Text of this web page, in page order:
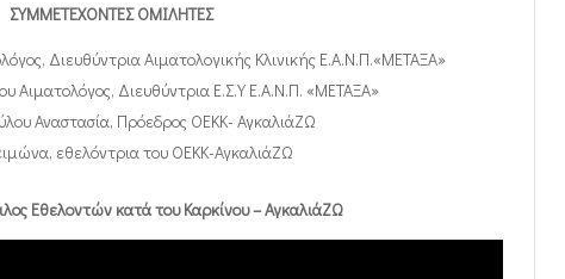
ΣΥΜΜΕΤΕΧΟΝΤΕΣ ΟΜΙΛΗΤΕΣ
Διευθύντρια Αιματολογικής Κλινικής Ε.Α.Ν.Π.«ΜΕΤΑΞΑ»
Αιματολόγος, Διευθύντρια Ε.Σ.Υ Ε.Α.Ν.Π. «ΜΕΤΑΞΑ»
Αναστασία, Πρόεδρος ΟΕΚΚ- ΑγκαλιάΖΩ
εθελόντρια του ΟΕΚΚ-ΑγκαλιάΖΩ
Εθελοντών κατά του Καρκίνου – ΑγκαλιάΖΩ